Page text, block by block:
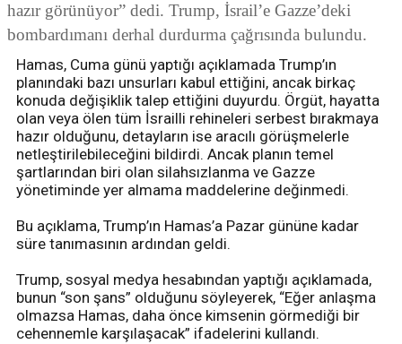
hazır görünüyor” dedi. Trump, İsrail’e Gazze’deki
bombardımanı derhal durdurma çağrısında bulundu.
Hamas, Cuma günü yaptığı açıklamada Trump’ın
planındaki bazı unsurları kabul ettiğini, ancak birkaç
konuda değişiklik talep ettiğini duyurdu. Örgüt, hayatta
olan veya ölen tüm İsrailli rehineleri serbest bırakmaya
hazır olduğunu, detayların ise aracılı görüşmelerle
netleştirilebileceğini bildirdi. Ancak planın temel
şartlarından biri olan silahsızlanma ve Gazze
yönetiminde yer almama maddelerine değinmedi.
Bu açıklama, Trump’ın Hamas’a Pazar gününe kadar
süre tanımasının ardından geldi.
Trump, sosyal medya hesabından yaptığı açıklamada,
bunun “son şans” olduğunu söyleyerek, “Eğer anlaşma
olmazsa Hamas, daha önce kimsenin görmediği bir
cehennemle karşılaşacak” ifadelerini kullandı.